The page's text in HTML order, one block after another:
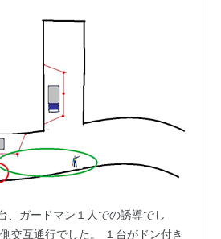
、ガードマン１人での誘導でし
交互通行でした。 １台がドン付き